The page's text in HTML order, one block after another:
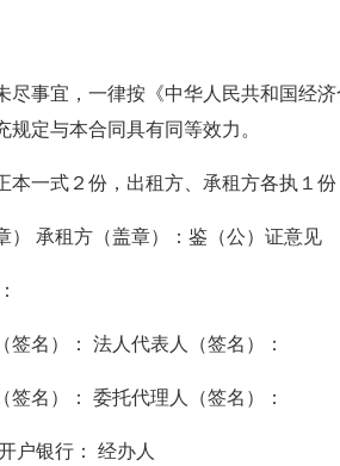
尽事宜，一律按《中华人民共和国经
规定与本合同具有同等效力。
本一式２份，出租方、承租方各执１
） 承租方（盖章）：鉴（公）证意见
签名）： 法人代表人（签名）：
签名）： 委托代理人（签名）：
户银行： 经办人